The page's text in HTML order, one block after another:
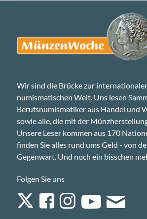
Wir sind die Brücke zur
numismatischen Welt. Uns lesen
Berufsnumismatiker aus Handel und
sowie alle, die mit der
Unsere Leser kommen aus 170
finden Sie alles rund ums Geld - von
Gegenwart. Und noch ein bisschen
Folgen Sie uns